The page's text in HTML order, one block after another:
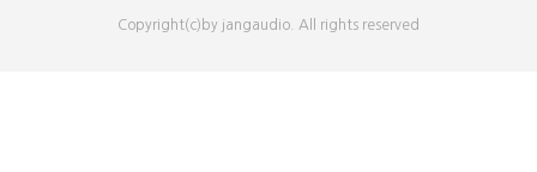
Copyright(c)by jangaudio. All rights reserved